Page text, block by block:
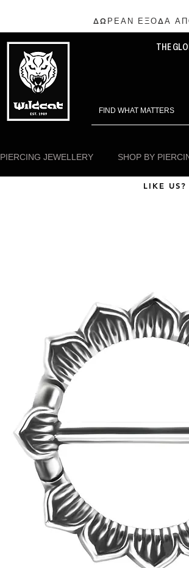
ΔΩΡΕΑΝ ΕΞΟΔΑ
THE
PIERCING JEWELLERY SHOP BY
LIKE